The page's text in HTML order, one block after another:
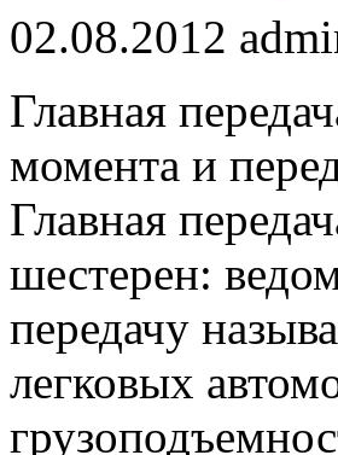
02.08.2012
Главная
момента и
Главная
шестерен:
передачу
легковых